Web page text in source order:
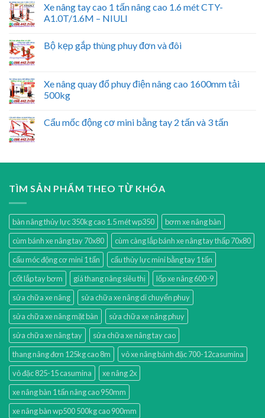
Xe nâng tay cao 1 tấn nâng cao 1.6 mét CTY-
A1.0T/1.6M – NIULI
Bộ kẹp gắp thùng phuy đơn và đôi
Xe nâng quay đổ phuy điện nâng cao 1600mm tải
500kg
Cẩu mốc động cơ mini bằng tay 2 tấn và 3 tấn
TÌM SẢN PHẨM THEO TỪ KHÓA
bàn nâng thủy lực 350kg cao 1.5 mét wp350
bơm xe nâng bàn
cùm bánh xe nâng tay 70x80
cùm càng lắp bánh xe nâng tay thấp 70x80
cẩu móc động cơ mini 1 tấn
cẩu thủy lực mini bằng tay 1 tấn
cốt lắp tay bơm
giá thang nâng siêu thị
lốp xe nâng 600-9
sửa chữa xe nâng
sửa chữa xe nâng di chuyển phuy
sửa chữa xe nâng mặt bàn
sửa chữa xe nâng phuy
sửa chữa xe nâng tay
sửa chữa xe nâng tay cao
thang nâng đơn 125kg cao 8m
vỏ xe nâng bánh đặc 700-12casumina
vỏ đặc 825-15 casumina
xe nâng 2x
xe nâng bàn 1 tấn nâng cao 950mm
xe nâng bàn wp500 500kg cao 900mm